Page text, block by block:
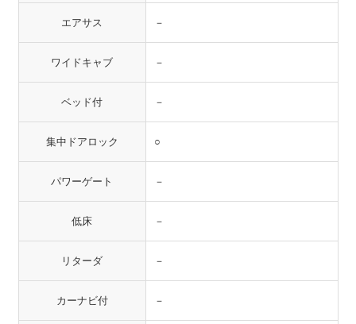
エアサス －
ワイドキャブ －
ベッド付 －
集中ドアロック ○
パワーゲート －
低床 －
リターダ －
カーナビ付 －